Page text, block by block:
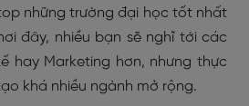
những trường đại học tốt nhất
đây, nhiều bạn sẽ nghĩ tới các
hay Marketing hơn, nhưng thực
khá nhiều ngành mở rộng.